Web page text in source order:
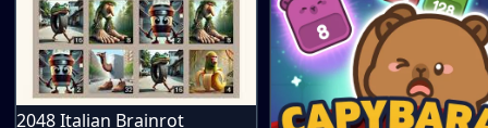
2048 Italian Brainrot